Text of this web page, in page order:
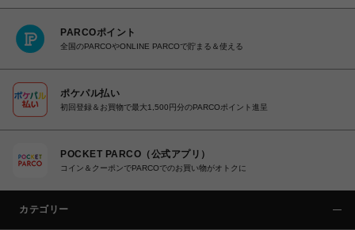
PARCOポイント
全国のPARCOやONLINE PARCOで貯まる＆使える
ポケパル払い
初回登録＆お買物で最大1,500円分のPARCOポイント進呈
POCKET PARCO（公式アプリ）
コイン＆クーポンでPARCOでのお買い物がオトクに
カテゴリー